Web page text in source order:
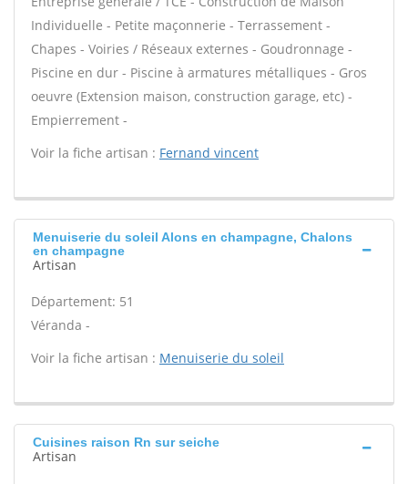
Individuelle - Petite maçonnerie - Terrassement -
Chapes - Voiries / Réseaux externes - Goudronnage -
Piscine en dur - Piscine à armatures métalliques - Gros
oeuvre (Extension maison, construction garage, etc) -
Empierrement -
Voir la fiche artisan : Fernand vincent
Menuiserie du soleil Alons en champagne, Chalons
en champagne
Artisan
Département: 51
Véranda -
Voir la fiche artisan : Menuiserie du soleil
Cuisines raison Rn sur seiche
Artisan